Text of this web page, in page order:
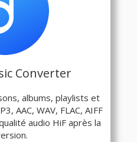
Converter
albums, playlists et
AAC, WAV, FLAC, AIFF
audio HiF après la